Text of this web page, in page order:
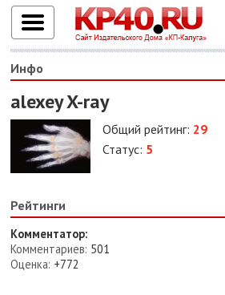
Инфо
alexey X-ray
Общий рейтинг: 29
Статус: 5
Рейтинги
Комментатор:
Комментариев: 501
Оценка: +772